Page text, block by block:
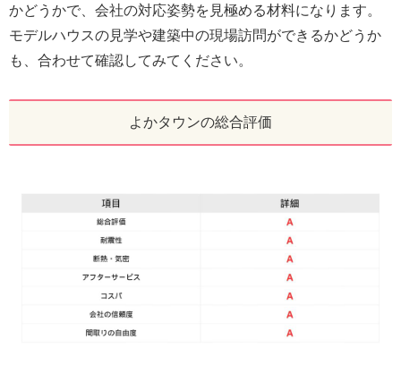
かどうかで、会社の対応姿勢を見極める材料になります。
モデルハウスの見学や建築中の現場訪問ができるかどうか
も、合わせて確認してみてください。
よかタウンの総合評価